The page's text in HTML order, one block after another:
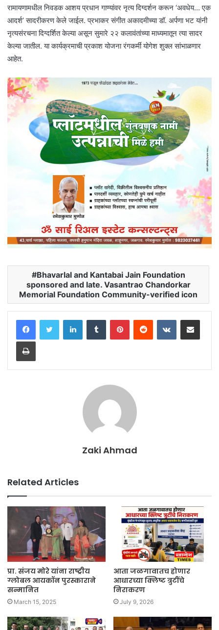
रामायणामधील निवडक आशय प्रधान गाण्यांवर नृत्य दिग्दर्शन करून ‘अवधेय… एक
आदर्श’ सादरीकरण केले जाईल. प्रभाकर संगीत अकादमीच्या डॉ. अर्पणा भट यांनी
नृत्यसंरचना दिग्दर्शित केल्या असून सुमारे २२ कलावंतांच्या माध्यमातून त्या सादर
केल्या जातील. या कार्यक्रमाची प्रकाश योजना रंगकर्मी योगेश शुक्ल सांभाळणार
आहेत.
Bhavarlal and Kantabai Jain Foundation
sponsored and late. Vasantrao Chandorkar
Memorial Foundation Community-verified icon
LinkedInTumblr PinterestReddit VKontakteShare via Email
Print
Zaki Ahmad
Related Articles
प्रा. संजय मोरे यांना राष्ट्रीय
ग्लोबल आयकॉन पुरस्काराने
सन्मानित
March 15, 2025
आता जळगावातच होणार
आधारच्या क्लिष्ट त्रुटींचे
निराकरण
July 9, 2026